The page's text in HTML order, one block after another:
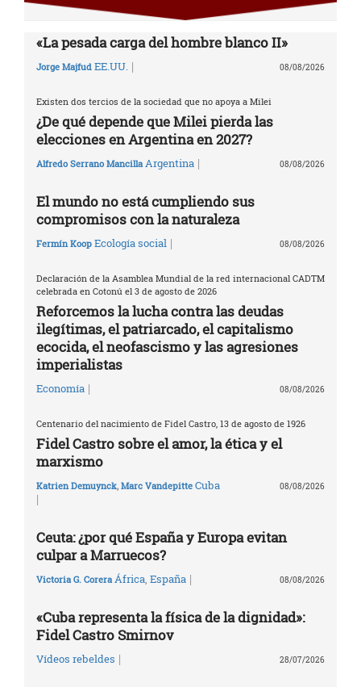
«La pesada carga del hombre blanco II»
Jorge Majfud EE.UU. | 08/08/2026
Existen dos tercios de la sociedad que no apoya a Milei
¿De qué depende que Milei pierda las
elecciones en Argentina en 2027?
Alfredo Serrano Mancilla Argentina | 08/08/2026
El mundo no está cumpliendo sus
compromisos con la naturaleza
Fermín Koop Ecología social | 08/08/2026
Declaración de la Asamblea Mundial de la red internacional CADTM
celebrada en Cotonú el 3 de agosto de 2026
Reforcemos la lucha contra las deudas
ilegítimas, el patriarcado, el capitalismo
ecocida, el neofascismo y las agresiones
imperialistas
Economía | 08/08/2026
Centenario del nacimiento de Fidel Castro, 13 de agosto de 1926
Fidel Castro sobre el amor, la ética y el
marxismo
Katrien Demuynck, Marc Vandepitte Cuba
|
08/08/2026
Ceuta: ¿por qué España y Europa evitan
culpar a Marruecos?
Victoria G. Corera África España | 08/08/2026
«Cuba representa la física de la dignidad»:
Fidel Castro Smirnov
Vídeos rebeldes | 28/07/2026